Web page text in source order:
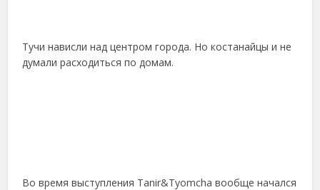
Тучи нависли над центром города. Но костанайцы и не
думали расходиться по домам.
Во время выступления Tanir&Tyomcha вообще начался